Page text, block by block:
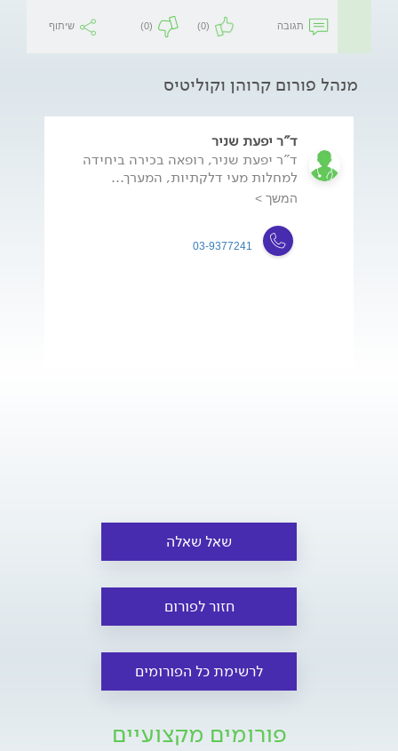
תגובה (0)
(0) שיתוף
מנהל פורום קרוהן וקוליטיס
ד"ר יפעת שניר
ד"ר יפעת שניר, רופאה בכירה ביחידה
למחלות מעי דלקתיות, המערך...
המשך >
03-9377241
שאל שאלה
חזור לפורום
לרשימת כל הפורומים
פורומים מקצועיים